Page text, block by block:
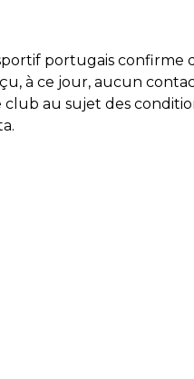
portugais confirme
à ce jour, aucun
au sujet des